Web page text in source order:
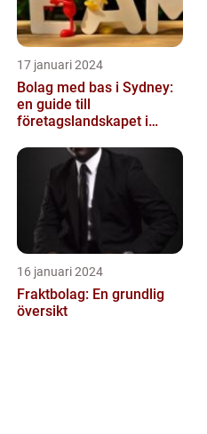
17 januari 2024
Bolag med bas i Sydney:
en guide till
företagslandskapet i
stad
16 januari 2024
Fraktbolag: En grundlig
översikt